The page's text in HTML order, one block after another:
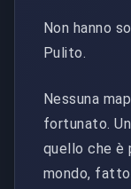
Non hanno
Pulito.
Nessuna
fortunato.
quello che è
mondo,